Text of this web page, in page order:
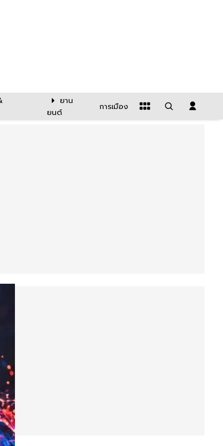
ยาน
ยนต์
การเมือง